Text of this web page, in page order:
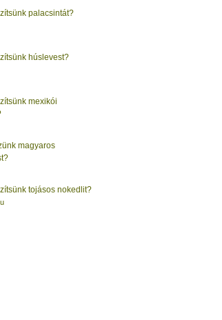
palacsintát?
húslevest?
mexikói
magyaros
tojásos nokedlit?